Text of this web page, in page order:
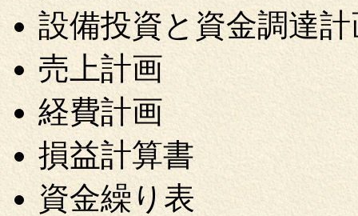
設備投資と資金調達計
売上計画
経費計画
損益計算書
資金繰り表